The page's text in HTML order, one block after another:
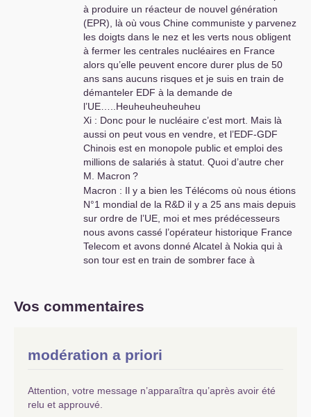
privatiser tous nos services publics en
France…..et pourquoi ne faites-vous pas la
même chose en Chine M. Xi ?
Xi : Je suis désolé M. Macron mais quand je vois
le résultat catastrophique de votre politique
ultralibérale hyperatlantiste que vous appliquez
en France et en Europe en copiant stupidement
Reagan et Thatcher depuis 35 ans, et quand je
vois le succès de notre politique qu’appliquait De
Gaulle, Pompidou et Giscard des années 60 et
70, je préfère maintenir notre politique
industrielle forte pilotée à long terme par l’Etat
communiste qui nous réussit à 1000%.
J’ai dit la même chose à M .Trump.
Désolé….cher M. Macron.
Macron : Heuheuheuheuheu….mais que va
devenir notre beau capitalisme ultralibéral
hyperatlantiste ?
Xi : Paix à son âme cher M. Macron.
à produire un réacteur de nouvel génération
(EPR), là où vous Chine communiste y parvenez
les doigts dans le nez et les verts nous obligent
à fermer les centrales nucléaires en France
alors qu’elle peuvent encore durer plus de 50
ans sans aucuns risques et je suis en train de
démanteler EDF à la demande de
l’UE …..Heuheuheuheuheu
Xi : Donc pour le nucléaire c’est mort. Mais là
aussi on peut vous en vendre, et l’EDF-GDF
Chinois est en monopole public et emploi des
millions de salariés à statut. Quoi d’autre cher
M. Macron ?
Macron : Il y a bien les Télécoms où nous étions
N°1 mondial de la R&D il y a 25 ans mais depuis
sur ordre de l’UE , moi et mes prédécesseurs
nous avons cassé l’opérateur historique France
Telecom et avons donné Alcatel à Nokia qui à
son tour est en train de sombrer face à
Xiaomi peuvent vous vendre tout ce dont la
million de salariés à statut, sur un seul réseau
renommer en l’agrume, d’origine
Chinoise, Orange donc. Quoi d’autre cher
Vos commentaires
modération a priori
Attention, votre message n’apparaîtra qu’après avoir été
relu et approuvé.